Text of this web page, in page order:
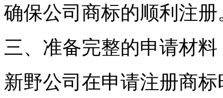
确保公司商标的顺利注册
三、准备完整的申请材料
新野公司在申请注册商